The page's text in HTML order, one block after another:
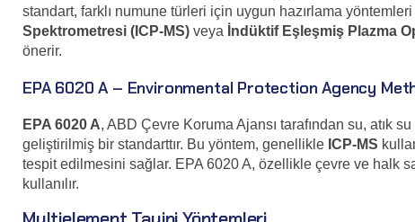
standart, farklı numune türleri için uygun hazırlama
Spektrometresi (ICP-MS) veya İndüktif Eşleşmiş Plazma
önerir.
EPA 6020 A – Environmental Protection Agency
EPA 6020 A, ABD Çevre Koruma Ajansı tarafından su, atık
geliştirilmiş bir standarttır. Bu yöntem, genellikle ICP-MS
tespit edilmesini sağlar. EPA 6020 A, özellikle çevre ve halk
kullanılır.